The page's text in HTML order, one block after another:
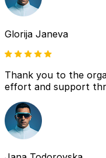
Glorija Janeva
Thank you to the
effort and support